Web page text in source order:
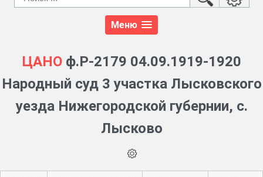
Меню
ЦАНОф.Р-2179 04.09.1919-1920
Народный суд 3 участка Лысковского
уезда Нижегородской губернии, с.
Лысково